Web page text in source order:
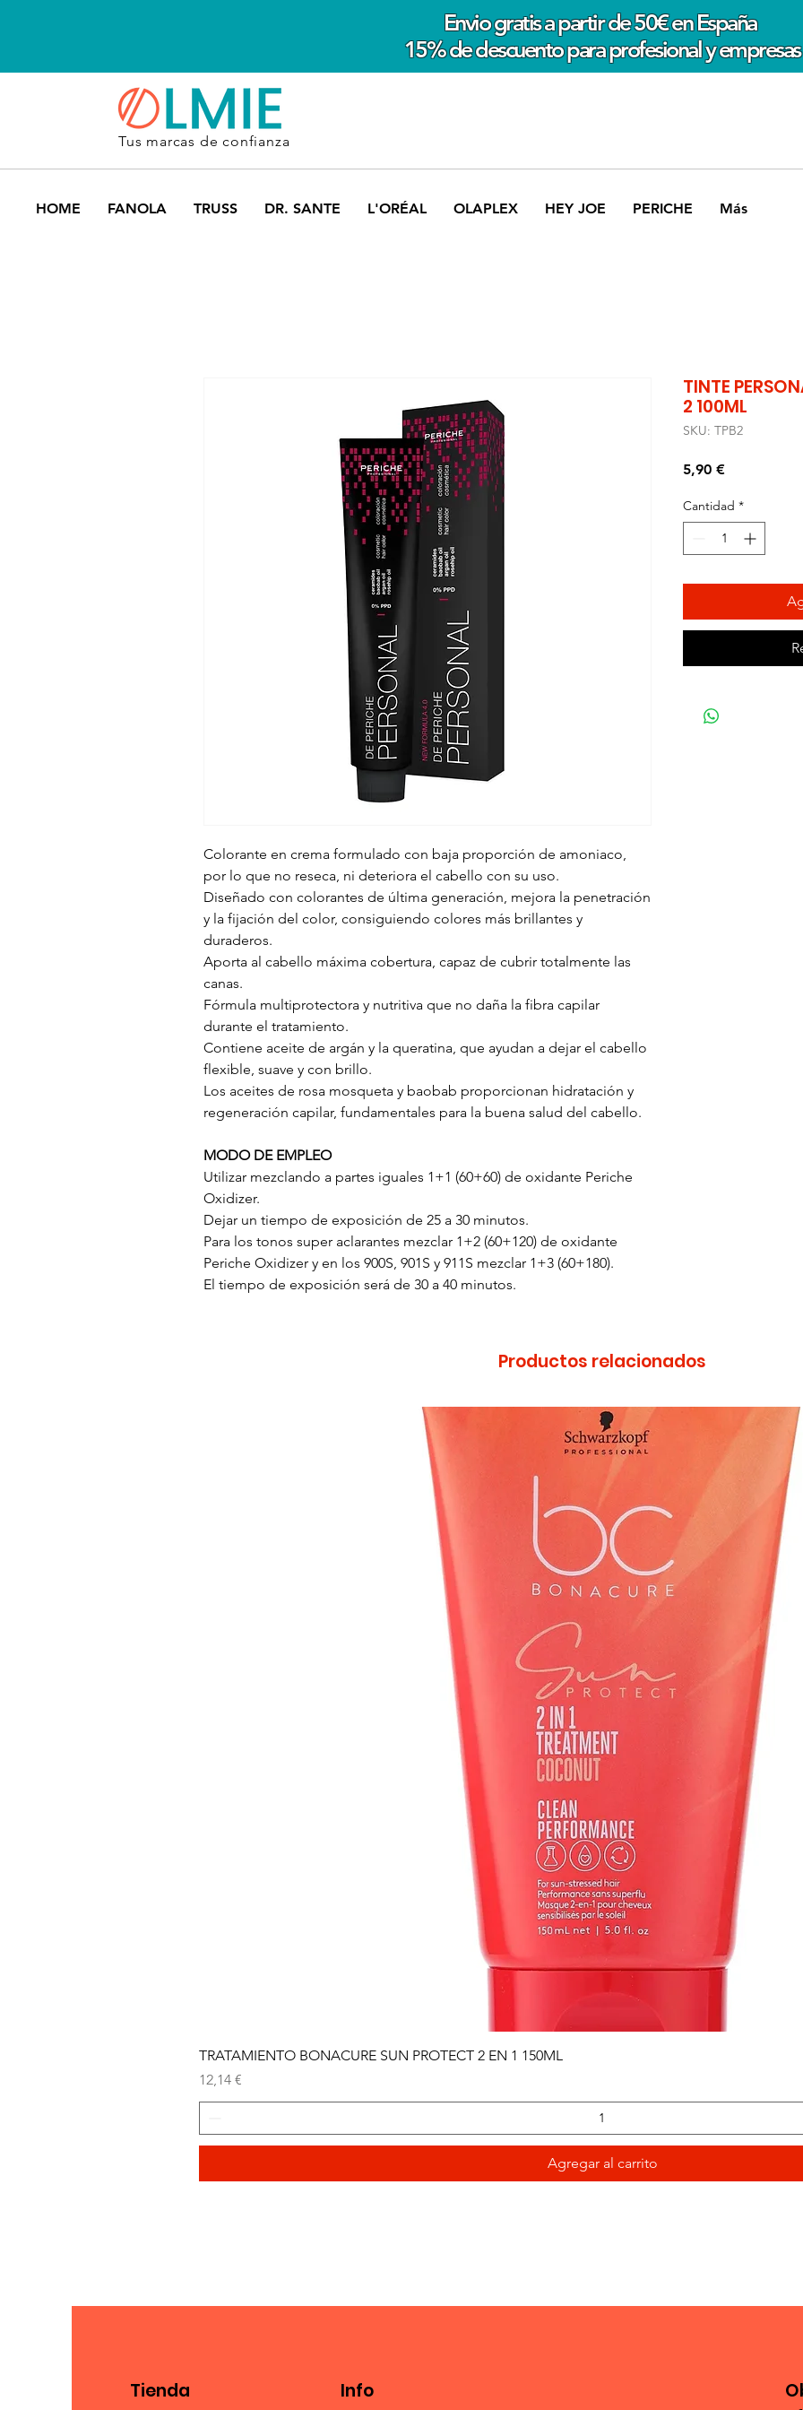
Envio gratis a partir de 50€ en España
15% de descuento para profesional y empresas
Tus marcas de confianza
HOME FANOLA TRUSS DR. SANTE L'ORÉAL OLAPLEX HEY JOE PERICHE Más
Colorante en crema formulado con baja proporción de amoniaco,
por lo que no reseca, ni deteriora el cabello con su uso.
Diseñado con colorantes de última generación, mejora la penetración
y la fijación del color, consiguiendo colores más brillantes y
duraderos.
Aporta al cabello máxima cobertura, capaz de cubrir totalmente las
canas.
Fórmula multiprotectora y nutritiva que no daña la fibra capilar
durante el tratamiento.
Contiene aceite de argán y la queratina, que ayudan a dejar el cabello
flexible, suave y con brillo.
Los aceites de rosa mosqueta y baobab proporcionan hidratación y
regeneración capilar, fundamentales para la buena salud del cabello.
MODO DE EMPLEO
Utilizar mezclando a partes iguales 1+1 (60+60) de oxidante Periche
Oxidizer.
Dejar un tiempo de exposición de 25 a 30 minutos.
Para los tonos super aclarantes mezclar 1+2 (60+120) de oxidante
Periche Oxidizer y en los 900S, 901S y 911S mezclar 1+3 (60+180).
El tiempo de exposición será de 30 a 40 minutos.
TINTE
2 100ML
SKU: TPB2
5,90 €Precio
Cantidad *
Productos relacionados
TRATAMIENTO BONACURE SUN PROTECT 2 EN 1 150ML
Precio
12,14 €
Agregar al carrito
Tienda Info